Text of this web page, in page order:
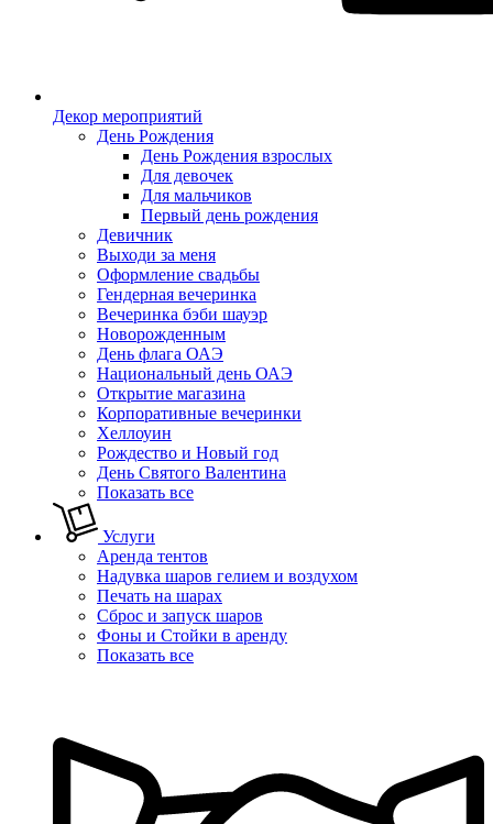
Декор мероприятий
День Рождения
День Рождения взрослых
Для девочек
Для мальчиков
Первый день рождения
Девичник
Выходи за меня
Оформление свадьбы
Гендерная вечеринка
Вечеринка бэби шауэр
Новорожденным
День флага ОАЭ
Национальный день ОАЭ
Открытие магазина
Корпоративные вечеринки
Хеллоуин
Рождество и Новый год
День Святого Валентина
Показать все
Услуги
Аренда тентов
Надувка шаров гелием и воздухом
Печать на шарах
Сброс и запуск шаров
Фоны и Стойки в аренду
Показать все